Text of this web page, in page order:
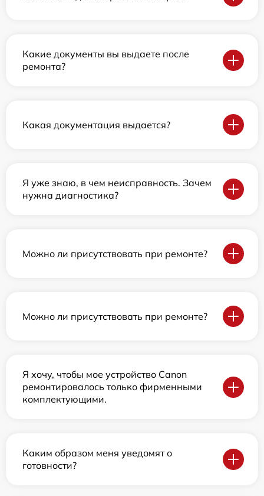
Какие документы вы выдаете после
ремонта?
Какая документация выдается?
Я уже знаю, в чем неисправность. Зачем
нужна диагностика?
Можно ли присутствовать при ремонте?
Можно ли присутствовать при ремонте?
Я хочу, чтобы мое устройство Canon
ремонтировалось только фирменными
комплектующими.
Каким образом меня уведомят о
готовности?